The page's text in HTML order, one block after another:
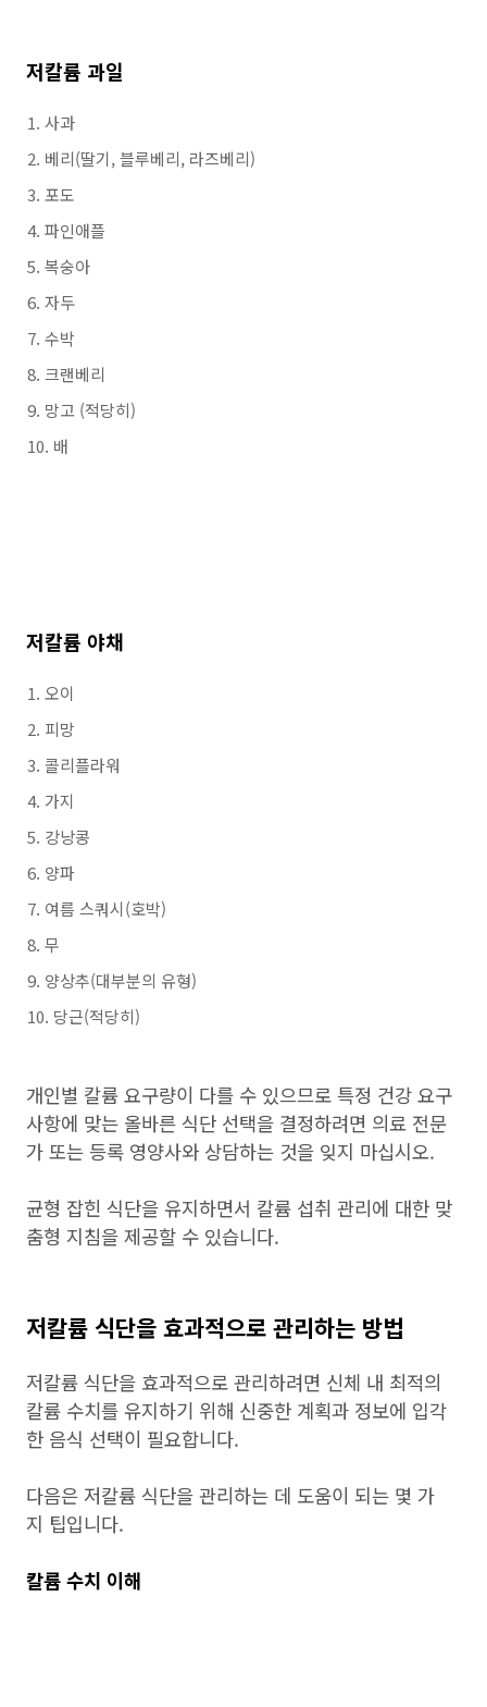
저칼륨 과일
사과
베리(딸기, 블루베리, 라즈베리)
포도
파인애플
복숭아
자두
수박
크랜베리
망고 (적당히)
배
저칼륨 야채
오이
피망
콜리플라워
가지
강낭콩
양파
여름 스쿼시(호박)
무
양상추(대부분의 유형)
당근(적당히)
개인별 칼륨 요구량이 다를 수 있으므로 특정 건강 요구
사항에 맞는 올바른 식단 선택을 결정하려면 의료 전문
가 또는 등록 영양사와 상담하는 것을 잊지 마십시오.
균형 잡힌 식단을 유지하면서 칼륨 섭취 관리에 대한 맞
춤형 지침을 제공할 수 있습니다.
저칼륨 식단을 효과적으로 관리하는 방법
저칼륨 식단을 효과적으로 관리하려면 신체 내 최적의
칼륨 수치를 유지하기 위해 신중한 계획과 정보에 입각
한 음식 선택이 필요합니다.
다음은 저칼륨 식단을 관리하는 데 도움이 되는 몇 가
지 팁입니다.
칼륨 수치 이해